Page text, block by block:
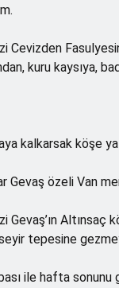
Cevizden
kuru kaysıya,
kalkarsak köşe
Gevaş özeli Van
Gevaş’ın
tepesine
ile hafta